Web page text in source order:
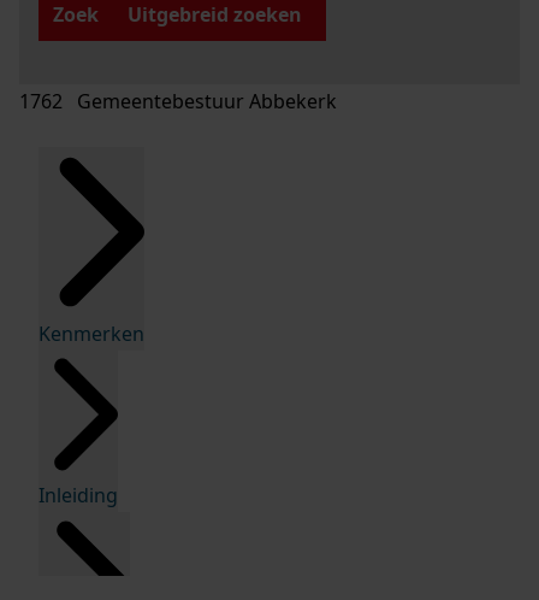
Zoek
Uitgebreid zoeken
1762 Gemeentebestuur Abbekerk
Kenmerken
Inleiding